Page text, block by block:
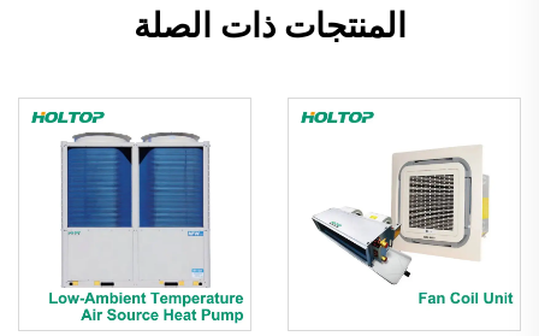
المنتجات ذات الصلة